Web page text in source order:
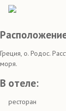
Греция, о. Родос.
моря.
В отеле:
ресторан